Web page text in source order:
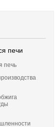
печи
печь